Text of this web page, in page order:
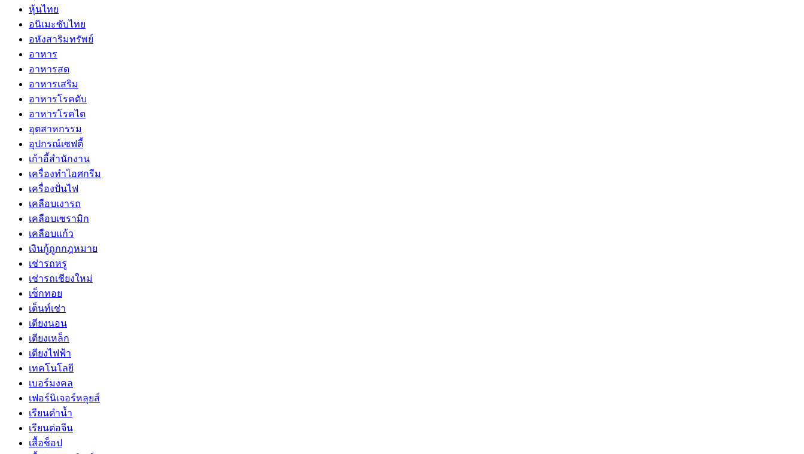
หุ้นไทย
อนิเมะซับไทย
อหังสาริมทรัพย์
อาหาร
อาหารสด
อาหารเสริม
อาหารโรคตับ
อาหารโรคไต
อุตสาหกรรม
อุปกรณ์เซฟตี้
เก้าอี้สำนักงาน
เครื่องทำไอศกรีม
เครื่องปั่นไฟ
เคลือบเงารถ
เคลือบเซรามิก
เคลือบแก้ว
เงินกู้ถูกกฎหมาย
เช่ารถหรู
เช่ารถเชียงใหม่
เซ็กทอย
เต็นท์เช่า
เตียงนอน
เตียงเหล็ก
เตียงไฟฟ้า
เทคโนโลยี
เบอร์มงคล
เฟอร์นิเจอร์หลุยส์
เรียนดำน้ำ
เรียนต่อจีน
เสื้อช็อป